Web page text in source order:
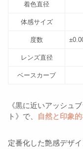
着色直径
体感サイズ
度数
レンズ直径
ベースカーブ
《黒に近いアッシュ
ト》で、
自然と印象
定番化した艶感デザ